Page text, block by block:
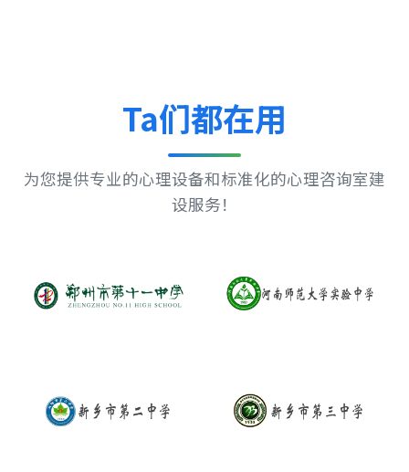
Ta们都在用
为您提供专业的心理设备和标准化的心理咨询室建
设服务！